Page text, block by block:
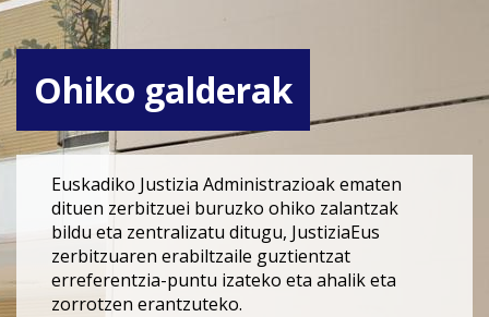
Ohiko galderak
Euskadiko Justizia Administrazioak ematen
dituen zerbitzuei buruzko ohiko zalantzak
bildu eta zentralizatu ditugu, JustiziaEus
zerbitzuaren erabiltzaile guztientzat
erreferentzia-puntu izateko eta ahalik eta
zorrotzen erantzuteko.